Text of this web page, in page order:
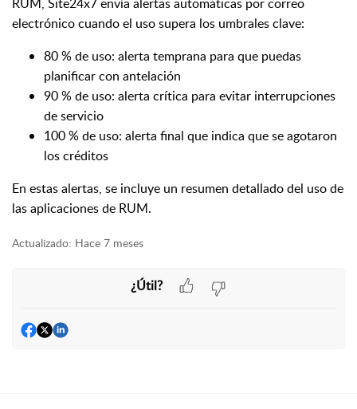
electrónico cuando el uso supera los umbrales clave:
80 % de uso: alerta temprana para que puedas
planificar con antelación
90 % de uso: alerta crítica para evitar interrupciones
de servicio
100 % de uso: alerta final que indica que se agotaron
los créditos
En estas alertas, se incluye un resumen detallado del uso de
las aplicaciones de RUM.
Actualizado: Hace 7 meses
¿Útil?